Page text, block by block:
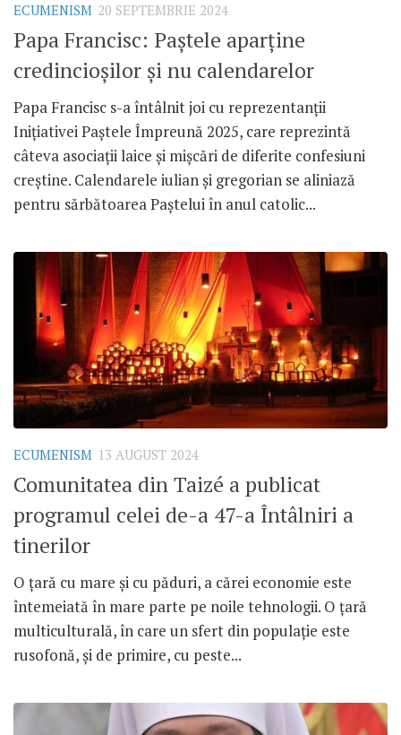
ECUMENISM 20 SEPTEMBRIE 2024
Papa Francisc: Paștele aparține
credincioșilor și nu calendarelor
Papa Francisc s-a întâlnit joi cu reprezentanții
Inițiativei Paștele Împreună 2025, care reprezintă
câteva asociații laice și mișcări de diferite confesiuni
creștine. Calendarele iulian și gregorian se aliniază
pentru sărbătoarea Paștelui în anul catolic...
ECUMENISM 13 AUGUST 2024
Comunitatea din Taizé a publicat
programul celei de-a 47-a Întâlniri a
tinerilor
O țară cu mare și cu păduri, a cărei economie este
întemeiată în mare parte pe noile tehnologii. O țară
multiculturală, în care un sfert din populație este
rusofonă, și de primire, cu peste...